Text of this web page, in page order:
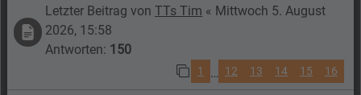
Letzter Beitrag vonTTs Tim « Mittwoch 5. August
2026, 15:58
Antworten: 150
1 … 12 13 14 15 16